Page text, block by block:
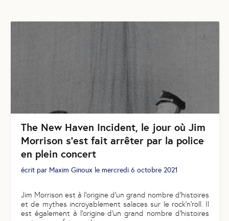
The New Haven Incident, le jour où Jim
Morrison s’est fait arrêter par la police
en plein concert
écrit par Maxim Ginoux le mercredi 6 octobre 2021
Jim Morrison est à l’origine d’un grand nombre d’histoires
et de mythes incroyablement salaces sur le rock’n’roll. Il
est également à l’origine d’un grand nombre d’histoires